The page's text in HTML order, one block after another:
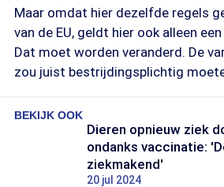
Maar omdat hier dezelfde regels
van de EU, geldt hier ook alleen
Dat moet worden veranderd. De
zou juist bestrijdingsplichtig
BEKIJK OOK
Dieren opnieuw ziek
ondanks vaccinatie:
ziekmakend'
20 jul 2024